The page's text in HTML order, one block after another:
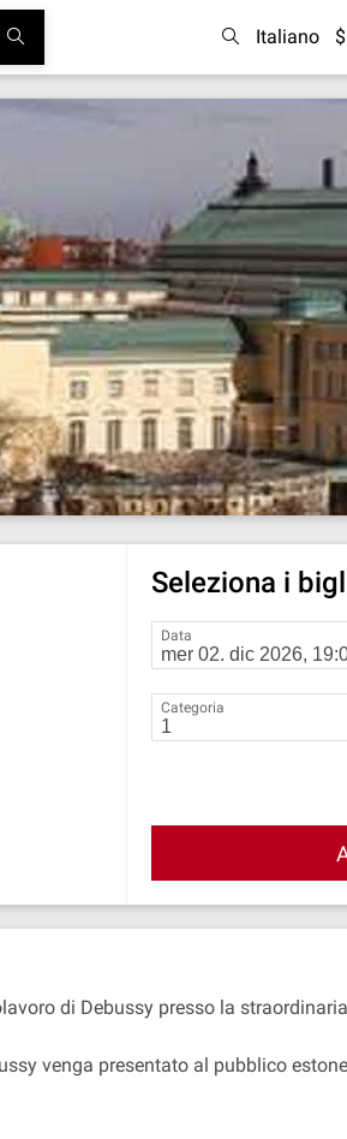
Italiano
Seleziona i
Data
Categoria
di Debussy presso la
venga presentato al pubblico